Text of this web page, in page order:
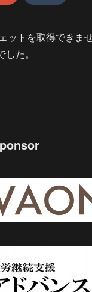
ットを取得できま
した。